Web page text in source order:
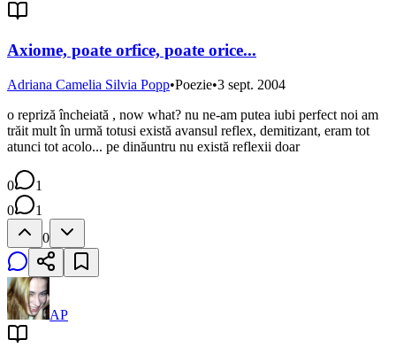
Axiome, poate orfice, poate orice...
Adriana Camelia Silvia Popp•Poezie•3 sept. 2004
o repriză încheiată , now what? nu ne-am putea iubi perfect noi am
trăit mult în urmă totusi există avansul reflex, demitizant, eram tot
atunci tot acolo... pe dinăuntru nu există reflexii doar
0
1
0
1
0
AP